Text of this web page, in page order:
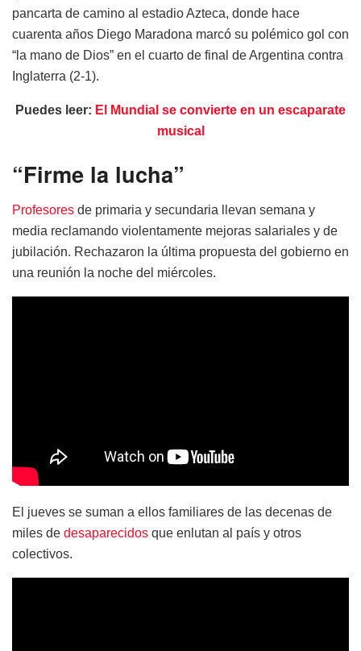
pancarta de camino al estadio Azteca, donde hace
cuarenta años Diego Maradona marcó su polémico gol con
“la mano de Dios” en el cuarto de final de Argentina contra
Inglaterra (2-1).
Puedes leer: El Mundial se convierte en un escaparate
musical
“Firme la lucha”
Profesores de primaria y secundaria llevan semana y
media reclamando violentamente mejoras salariales y de
jubilación. Rechazaron la última propuesta del gobierno en
una reunión la noche del miércoles.
El jueves se suman a ellos familiares de las decenas de
miles de desaparecidos que enlutan al país y otros
colectivos.